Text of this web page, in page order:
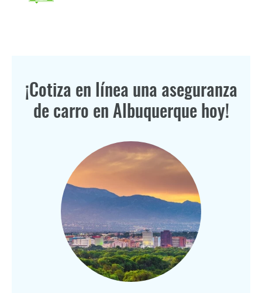
¡Cotiza en línea una aseguranza
de carro en Albuquerque hoy!